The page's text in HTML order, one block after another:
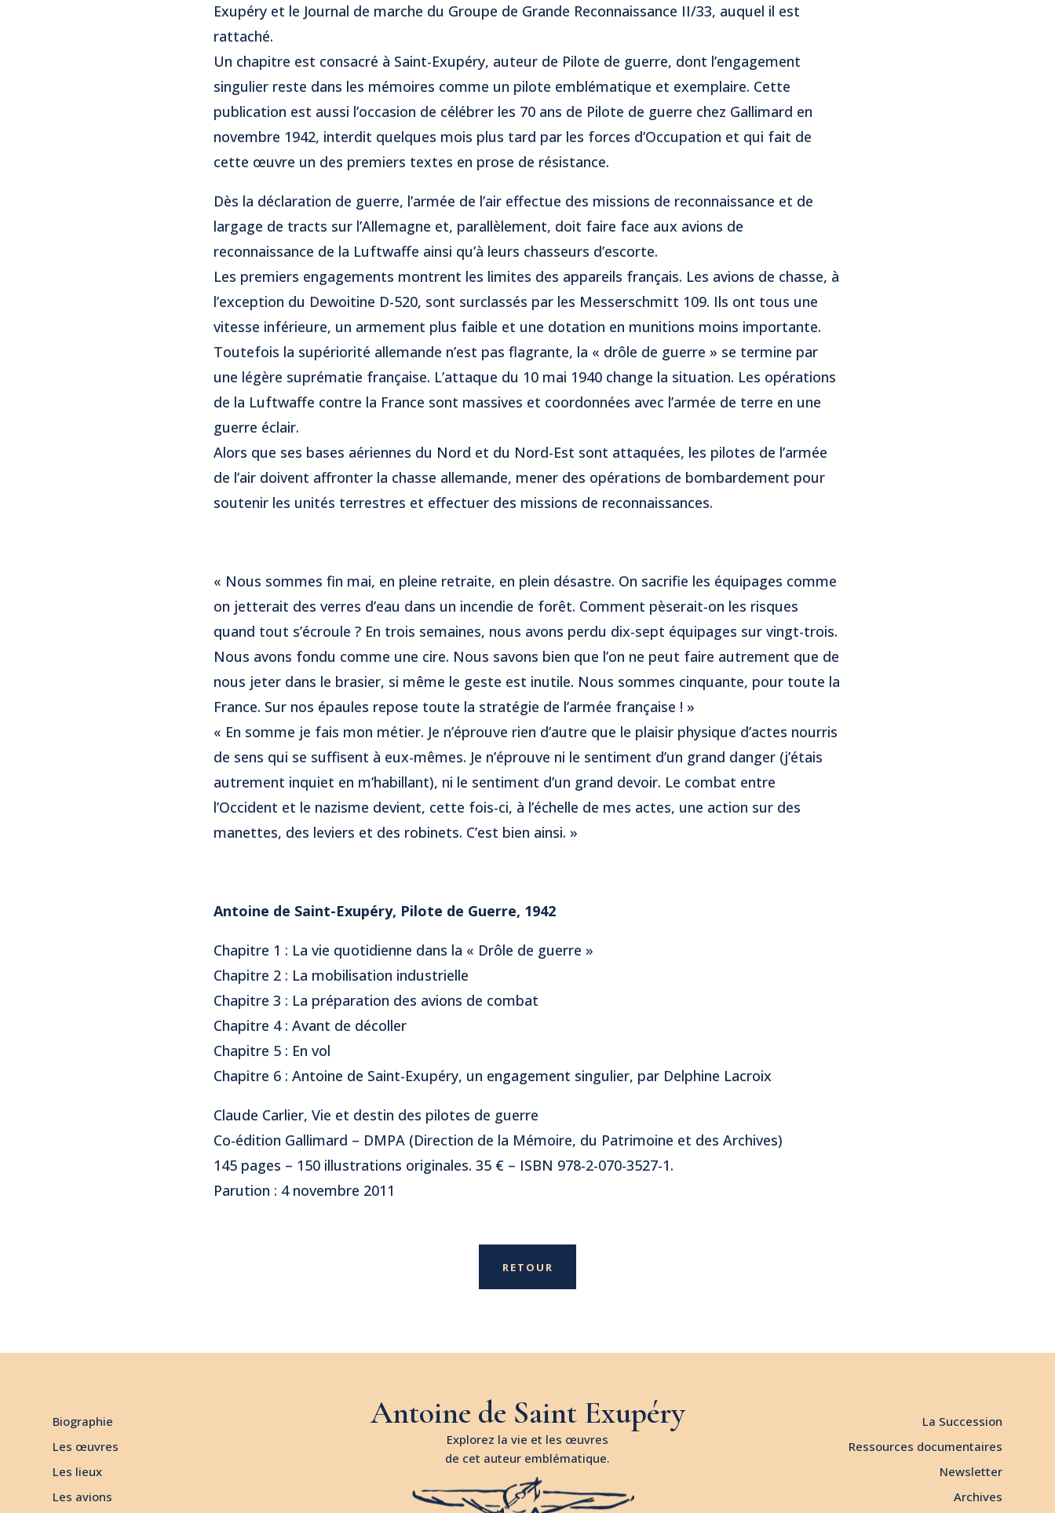
Exupéry et le Journal de marche du Groupe de Grande Reconnaissance II/33, auquel il est
rattaché.
Un chapitre est consacré à Saint-Exupéry, auteur de Pilote de guerre, dont l’engagement
singulier reste dans les mémoires comme un pilote emblématique et exemplaire. Cette
publication est aussi l’occasion de célébrer les 70 ans de Pilote de guerre chez Gallimard en
novembre 1942, interdit quelques mois plus tard par les forces d’Occupation et qui fait de
cette œuvre un des premiers textes en prose de résistance.
Dès la déclaration de guerre, l’armée de l’air effectue des missions de reconnaissance et de
largage de tracts sur l’Allemagne et, parallèlement, doit faire face aux avions de
reconnaissance de la Luftwaffe ainsi qu’à leurs chasseurs d’escorte.
Les premiers engagements montrent les limites des appareils français. Les avions de chasse, à
l’exception du Dewoitine D-520, sont surclassés par les Messerschmitt 109. Ils ont tous une
vitesse inférieure, un armement plus faible et une dotation en munitions moins importante.
Toutefois la supériorité allemande n’est pas flagrante, la « drôle de guerre » se termine par
une légère suprématie française. L’attaque du 10 mai 1940 change la situation. Les opérations
de la Luftwaffe contre la France sont massives et coordonnées avec l’armée de terre en une
guerre éclair.
Alors que ses bases aériennes du Nord et du Nord-Est sont attaquées, les pilotes de l’armée
de l’air doivent affronter la chasse allemande, mener des opérations de bombardement pour
soutenir les unités terrestres et effectuer des missions de reconnaissances.
« Nous sommes fin mai, en pleine retraite, en plein désastre. On sacrifie les équipages comme
on jetterait des verres d’eau dans un incendie de forêt. Comment pèserait-on les risques
quand tout s’écroule ? En trois semaines, nous avons perdu dix-sept équipages sur vingt-trois.
Nous avons fondu comme une cire. Nous savons bien que l’on ne peut faire autrement que de
nous jeter dans le brasier, si même le geste est inutile. Nous sommes cinquante, pour toute la
France. Sur nos épaules repose toute la stratégie de l’armée française ! »
« En somme je fais mon métier. Je n’éprouve rien d’autre que le plaisir physique d’actes nourris
de sens qui se suffisent à eux-mêmes. Je n’éprouve ni le sentiment d’un grand danger (j’étais
autrement inquiet en m’habillant), ni le sentiment d’un grand devoir. Le combat entre
l’Occident et le nazisme devient, cette fois-ci, à l’échelle de mes actes, une action sur des
manettes, des leviers et des robinets. C’est bien ainsi. »
Antoine de Saint-Exupéry, Pilote de Guerre, 1942
Chapitre 1 : La vie quotidienne dans la « Drôle de guerre »
Chapitre 2 : La mobilisation industrielle
Chapitre 3 : La préparation des avions de combat
Chapitre 4 : Avant de décoller
Chapitre 5 : En vol
Chapitre 6 : Antoine de Saint-Exupéry, un engagement singulier, par Delphine Lacroix
Claude Carlier, Vie et destin des pilotes de guerre
Co-édition Gallimard – DMPA (Direction de la Mémoire, du Patrimoine et des Archives)
145 pages – 150 illustrations originales. 35 € – ISBN 978-2-070-3527-1.
Parution : 4 novembre 2011
RETOUR
Biographie
Les œuvres
Les lieux
Les avions
Antoine de Saint Exupéry
Explorez la vie et les œuvres
de cet auteur emblématique.
La Succession
Ressources documentaires
Newsletter
Archives